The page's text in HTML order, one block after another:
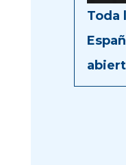
Toda